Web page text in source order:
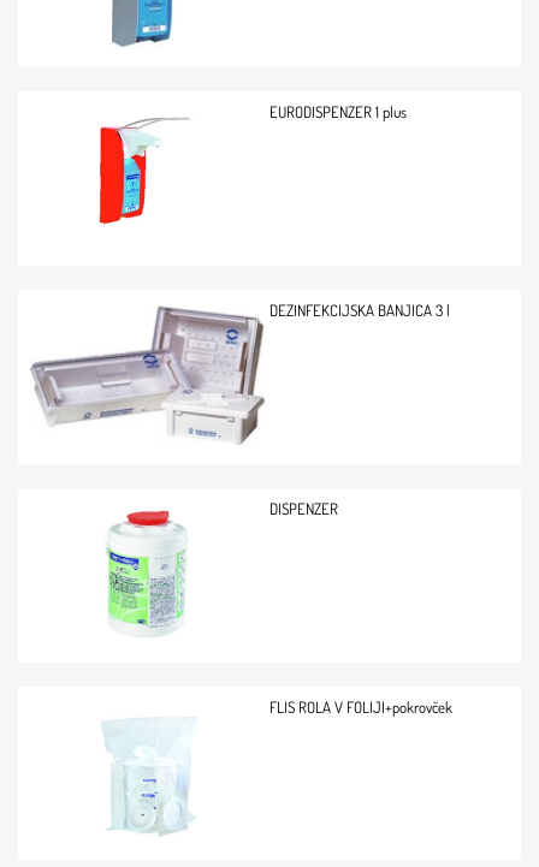
EURODISPENZER 1 plus
DEZINFEKCIJSKA BANJICA 3 l
DISPENZER
FLIS ROLA V FOLIJI+pokrovček